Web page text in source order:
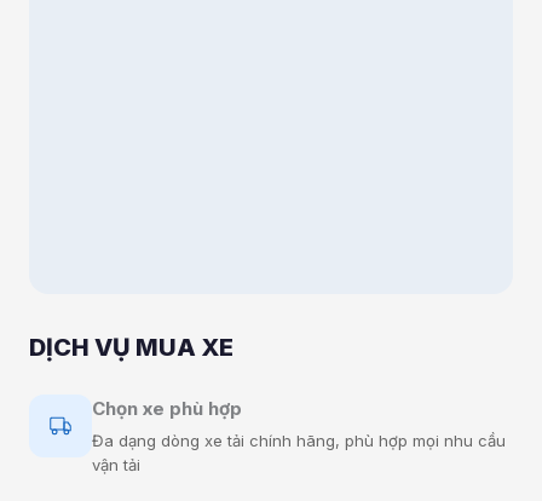
DỊCH VỤ MUA XE
Chọn xe phù hợp
Đa dạng dòng xe tải chính hãng, phù hợp mọi nhu cầu
vận tải